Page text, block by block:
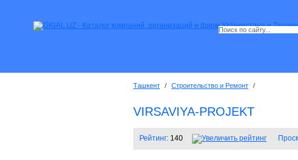
Ташкент / Строительство и Ремонт /
VIRSAVIYA-PROJEKT
Рейтинг: 140